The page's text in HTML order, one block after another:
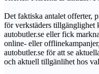
Det faktiska antalet offerter,
för verkstäders tillgänglighet
autobutler.se eller fick
online- eller
autobutler.se för att se
och aktuell tillgänlihet hos